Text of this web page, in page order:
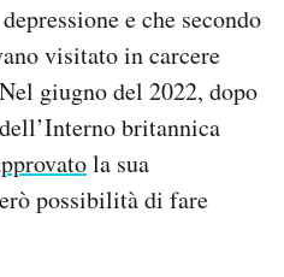
e che secondo
visitato in carcere
giugno del 2022, dopo
britannica
la sua
possibilità di fare